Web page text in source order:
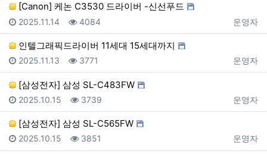
[Canon] 케논 C3530 드라이버 -신선푸드
등록자
운영자
등록일
2025.11.14 조회
4084
인텔그래픽드라이버 11세대 15세대까지
등록자
운영자
등록일
2025.11.13 조회
3771
[삼성전자] 삼성 SL-C483FW
등록자
운영자
등록일
2025.10.15 조회
3739
[삼성전자] 삼성 SL-C565FW
등록자
운영자
등록일
2025.10.15 조회
3851